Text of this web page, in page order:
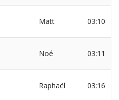
Matt 03:10
Noé 03:11
Raphaël 03:16